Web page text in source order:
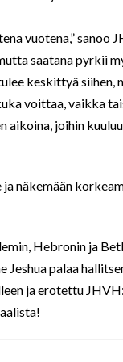
vuotena,” sanoo
saatana pyrkii
keskittyä siihen,
voittaa, vaikka
aikoina, joihin
näkemään
Hebronin ja
palaa
ja erotettu